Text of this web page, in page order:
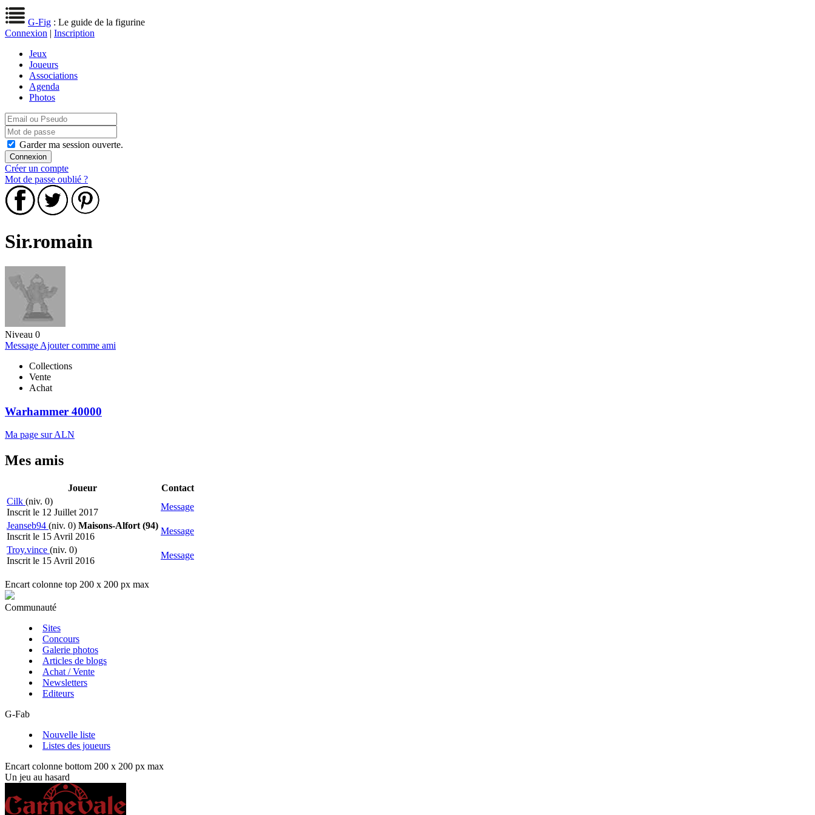
G-Fig : Le guide de la figurine
Connexion | Inscription
Jeux
Joueurs
Associations
Agenda
Photos
Garder ma session ouverte.
Créer un compte
Mot de passe oublié ?
Sir.romain
Niveau 0
Message Ajouter comme ami
Collections
Vente
Achat
Warhammer 40000
Ma page sur ALN
Mes amis
Joueur
Contact
Cilk (niv. 0)
Inscrit le 12 Juillet 2017
Message
Jeanseb94 (niv. 0) Maisons-Alfort (94)
Inscrit le 15 Avril 2016
Message
Troy.vince (niv. 0)
Inscrit le 15 Avril 2016
Message
Encart colonne top 200 x 200 px max
Communauté
Sites
Concours
Galerie photos
Articles de blogs
Achat / Vente
Newsletters
Editeurs
G-Fab
Nouvelle liste
Listes des joueurs
Encart colonne bottom 200 x 200 px max
Un jeu au hasard